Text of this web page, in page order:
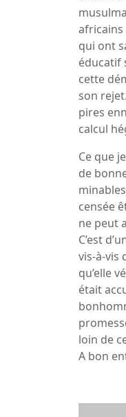
africains
qui ont
éducatif
cette
son
pires
calcul
Ce que
de
censée
ne peut
C’est
vis-à-vis
qu’elle
était
loin de
A bon